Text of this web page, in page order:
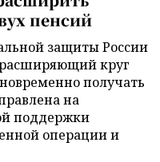
пенсий
защиты России
расширяющий круг
получать
на
поддержки
операции и